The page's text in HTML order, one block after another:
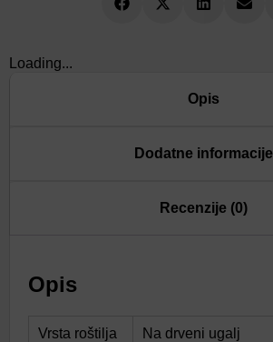
Loading...
Opis
Dodatne informacije
Recenzije (0)
Opis
Vrsta roštilja Na drveni ugalj